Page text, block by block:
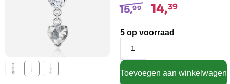
15,99 14,39
5 op voorraad
Toevoegen aan winkelwagen